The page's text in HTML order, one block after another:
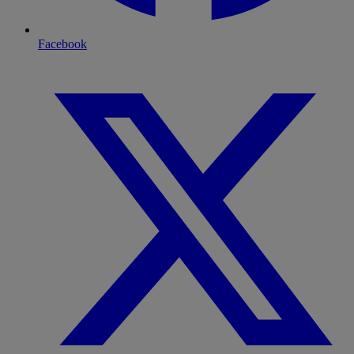
Facebook